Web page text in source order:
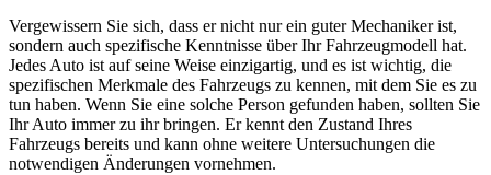
Vergewissern Sie sich, dass er nicht nur ein guter Mechaniker ist,
sondern auch spezifische Kenntnisse über Ihr Fahrzeugmodell hat.
Jedes Auto ist auf seine Weise einzigartig, und es ist wichtig, die
spezifischen Merkmale des Fahrzeugs zu kennen, mit dem Sie es zu
tun haben. Wenn Sie eine solche Person gefunden haben, sollten Sie
Ihr Auto immer zu ihr bringen. Er kennt den Zustand Ihres
Fahrzeugs bereits und kann ohne weitere Untersuchungen die
notwendigen Änderungen vornehmen.